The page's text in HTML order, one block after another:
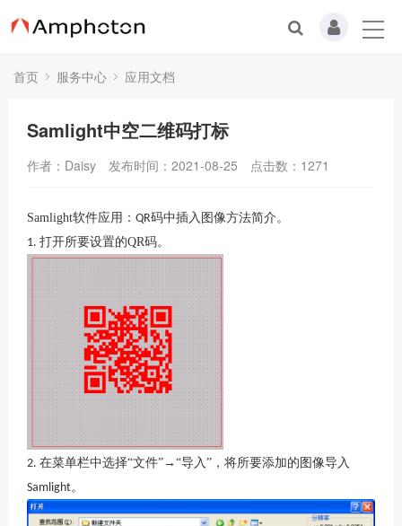
首页 服务中心 应用文档
Samlight中空二维码打标
作者：Daisy 发布时间：2021-08-25 点击数： 1271
Samlight软件应用： QR码中插入图像方法简介。
1. 打开所要设置的QR码。
2. 在菜单栏中选择“文件”→“导入”，将所要添加的图像导入
Samlight。